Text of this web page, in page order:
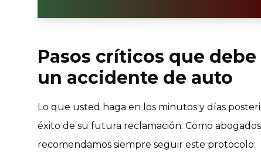
Pasos críticos que
un accidente de auto
Lo que usted haga en los minutos y días
éxito de su futura reclamación. Como
recomendamos siempre seguir este protocolo: